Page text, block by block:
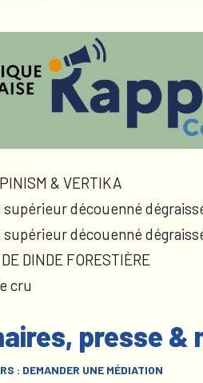
& VERTIKA
découenné
découenné
DINDE FORESTIÈRE
cru
presse &
: DEMANDER UNE MÉDIATION